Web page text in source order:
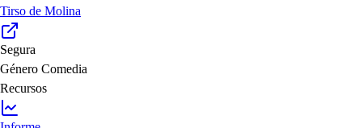
Tirso de Molina
Segura
Género Comedia
Recursos